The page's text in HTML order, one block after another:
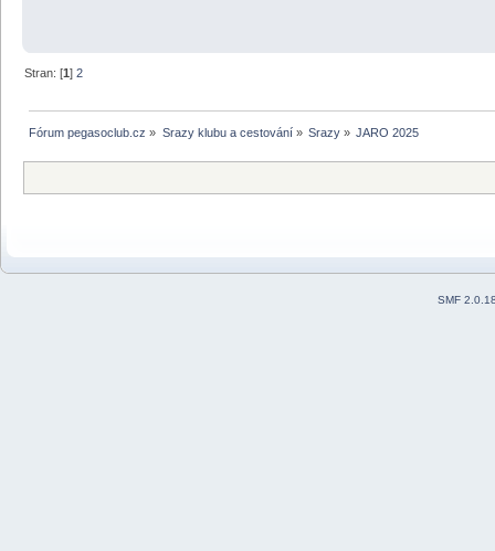
Stran: [1]2
Fórum pegasoclub.cz » Srazy klubu a cestování » Srazy» JARO 2025
SMF